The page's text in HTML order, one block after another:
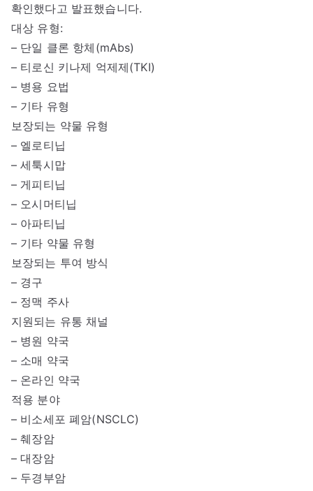
확인했다고 발표했습니다.
대상 유형:
– 단일 클론 항체(mAbs)
– 티로신 키나제 억제제(TKI)
– 병용 요법
– 기타 유형
보장되는 약물 유형
– 엘로티닙
– 세툭시맙
– 게피티닙
– 오시머티닙
– 아파티닙
– 기타 약물 유형
보장되는 투여 방식
– 경구
– 정맥 주사
지원되는 유통 채널
– 병원 약국
– 소매 약국
– 온라인 약국
적용 분야
– 비소세포 폐암(NSCLC)
– 췌장암
– 대장암
– 두경부암